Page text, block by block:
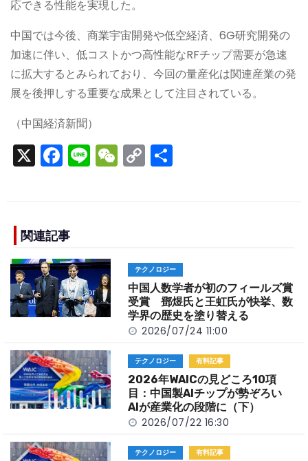
応できる性能を実現した。
中国では今後、商業宇宙開発や低空経済、6G研究開発の
加速に伴い、低コストかつ高性能なRFチップ需要が急速
に拡大するとみられており、今回の量産化は関連産業の発
展を後押しする重要な成果として注目されている。
（中国経済新聞）
X F
a
e
b
o
o
k
Li
n
W
e
C
o
n
k
関連記事
テクノロジー
中国人数学者が初のフィールズ賞
受賞 鄧煜氏と王虹氏が快挙、数
学界の歴史を塗り替える
2026/07/24 11:00
テクノロジー 有料記事
2026年WAICの見どころ10項
目：中国製AIチップが勢ぞろい
AIが産業化の段階に（下）
2026/07/22 16:30
テクノロジー 有料記事